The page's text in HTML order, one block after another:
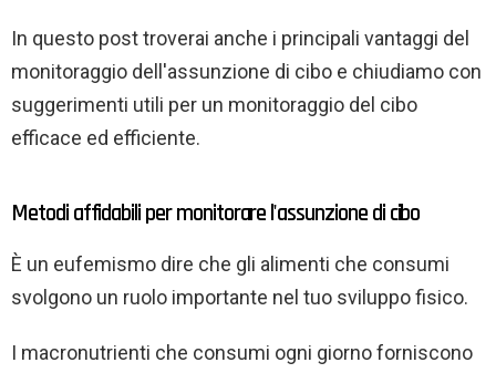
In questo post troverai anche i principali vantaggi del
monitoraggio dell'assunzione di cibo e chiudiamo con
suggerimenti utili per un monitoraggio del cibo
efficace ed efficiente.
Metodi affidabili per monitorare l'assunzione di cibo
È un eufemismo dire che gli alimenti che consumi
svolgono un ruolo importante nel tuo sviluppo fisico.
I macronutrienti che consumi ogni giorno forniscono